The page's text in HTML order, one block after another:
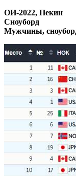
ОИ-2022, Пекин
Сноуборд
Мужчины,